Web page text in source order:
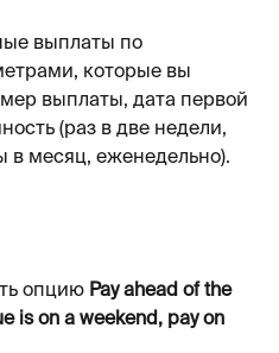
выплаты по
которые вы
выплаты, дата первой
(раз в две недели,
месяц, еженедельно).
опцию Pay ahead of the
is on a weekend, pay on